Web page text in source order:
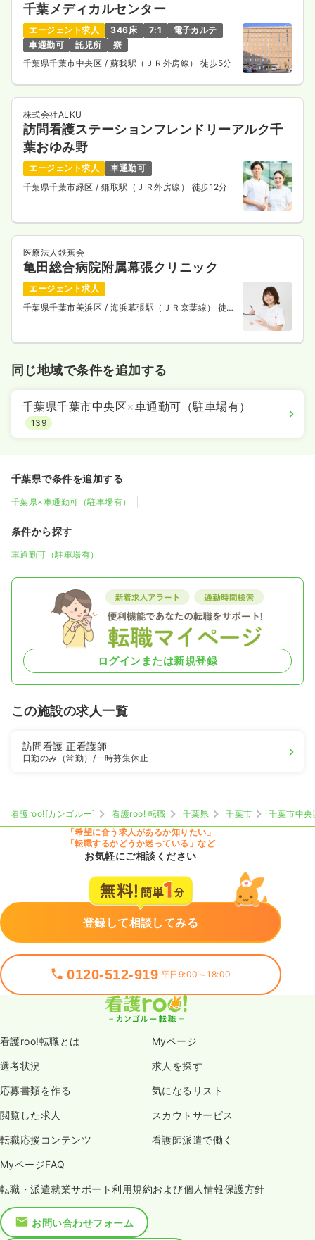
千葉メディカルセンター
エージェント求人 346床 7:1
電子カルテ
車通勤可
託児所
寮
千葉県千葉市中央区 / 蘇我駅（ＪＲ外房線） 徒歩5分
株式会社ALKU
訪問看護ステーションフレンドリーアルク千
葉おゆみ野
エージェント求人
車通勤可
千葉県千葉市緑区 / 鎌取駅（ＪＲ外房線） 徒歩12分
医療法人鉄蕉会
亀田総合病院附属幕張クリニック
エージェント求人
千葉県千葉市美浜区 / 海浜幕張駅（ＪＲ京葉線） 徒歩
同じ地域で条件を追加する
千葉県千葉市中央区×車通勤可（駐車場有）
139
千葉県で条件を追加する
千葉県×車通勤可（駐車場有）
条件から探す
車通勤可（駐車場有）
ログインまたは新規登録
この施設の求人一覧
訪問看護正看護師
日勤のみ（常勤） /一時募集休止
看護roo![カンゴルー] 看護roo! 転職 千葉県 千葉市
千葉市中央
「希望に合う求人があるか知りたい」
「転職するかどうか迷っている」など
お気軽にご相談ください
登録して相談してみる
0120-512-919 平日9:00～18:00
看護roo!転職とは Myページ
選考状況 求人を探す
応募書類を作る 気になるリスト
閲覧した求人 スカウトサービス
転職応援コンテンツ 看護師派遣で働く
MyページFAQ
転職・派遣就業サポート利用規約および個人情報保護方針
お問い合わせフォーム